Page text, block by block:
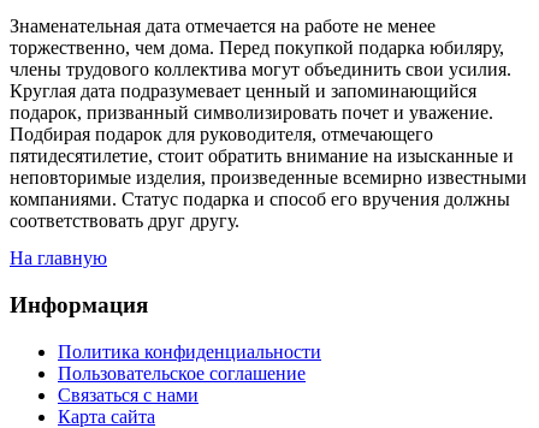
Знаменательная дата отмечается на работе не менее
торжественно, чем дома. Перед покупкой подарка юбиляру,
члены трудового коллектива могут объединить свои усилия.
Круглая дата подразумевает ценный и запоминающийся
подарок, призванный символизировать почет и уважение.
Подбирая подарок для руководителя, отмечающего
пятидесятилетие, стоит обратить внимание на изысканные и
неповторимые изделия, произведенные всемирно известными
компаниями. Статус подарка и способ его вручения должны
соответствовать друг другу.
На главную
Информация
Политика конфиденциальности
Пользовательское соглашение
Связаться с нами
Карта сайта